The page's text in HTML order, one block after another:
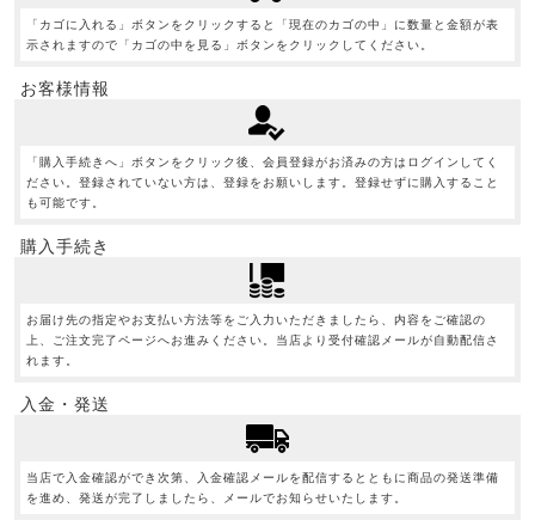
「カゴに入れる」ボタンをクリックすると「現在のカゴの中」に数量と金額が表
示されますので「カゴの中を見る」ボタンをクリックしてください。
お客様情報
「購入手続きへ」ボタンをクリック後、会員登録がお済みの方はログインしてく
ださい。登録されていない方は、登録をお願いします。登録せずに購入すること
も可能です。
購入手続き
お届け先の指定やお支払い方法等をご入力いただきましたら、内容をご確認の
上、ご注文完了ページへお進みください。当店より受付確認メールが自動配信さ
れます。
入金・発送
当店で入金確認ができ次第、入金確認メールを配信するとともに商品の発送準備
を進め、発送が完了しましたら、メールでお知らせいたします。